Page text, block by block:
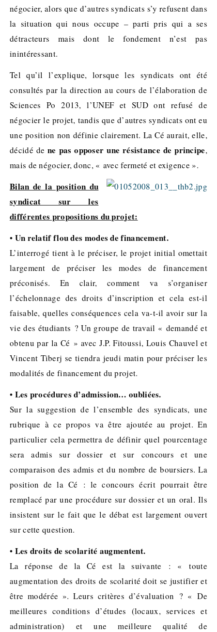
négocier, alors que d’autres syndicats s’y refusent dans
la situation qui nous occupe – parti pris qui a ses
détracteurs mais dont le fondement n’est pas
inintéressant.
Tel qu’il l’explique, lorsque les syndicats ont été
consultés par la direction au cours de l’élaboration de
Sciences Po 2013, l’UNEF et SUD ont refusé de
négocier le projet, tandis que d’autres syndicats ont eu
une position non définie clairement. La Cé aurait, elle,
décidé dene pas opposer une résistance de principe,
mais de négocier, donc, « avec fermeté et exigence ».
Bilan de la position du
syndicat sur les
différentes propositions du projet:
• Un relatif flou des modes de financement.
L’interrogé tient à le préciser, le projet initial omettait
largement de préciser les modes de financement
préconisés. En clair, comment va s’organiser
l’échelonnage des droits d’inscription et cela est-il
faisable, quelles conséquences cela va-t-il avoir sur la
vie des étudiants ? Un groupe de travail « demandé et
obtenu par la Cé » avec J.P. Fitoussi, Louis Chauvel et
Vincent Tiberj se tiendra jeudi matin pour préciser les
modalités de financement du projet.
• Les procédures d’admission… oubliées.
Sur la suggestion de l’ensemble des syndicats, une
rubrique à ce propos va être ajoutée au projet. En
particulier cela permettra de définir quel pourcentage
sera admis sur dossier et sur concours et une
comparaison des admis et du nombre de boursiers. La
position de la Cé : le concours écrit pourrait être
remplacé par une procédure sur dossier et un oral. Ils
insistent sur le fait que le débat est largement ouvert
sur cette question.
• Les droits de scolarité augmentent.
La réponse de la Cé est la suivante : « toute
augmentation des droits de scolarité doit se justifier et
être modérée ». Leurs critères d’évaluation ? « De
meilleures conditions d’études (locaux, services et
administration) et une meilleure qualité de